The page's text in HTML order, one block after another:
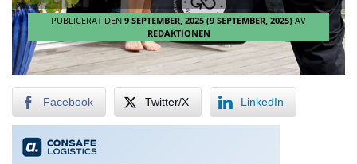
PUBLICERAT DEN 9 SEPTEMBER, 2025 (9 SEPTEMBER, 2025) AV
REDAKTIONEN
Facebook Twitter/X LinkedIn